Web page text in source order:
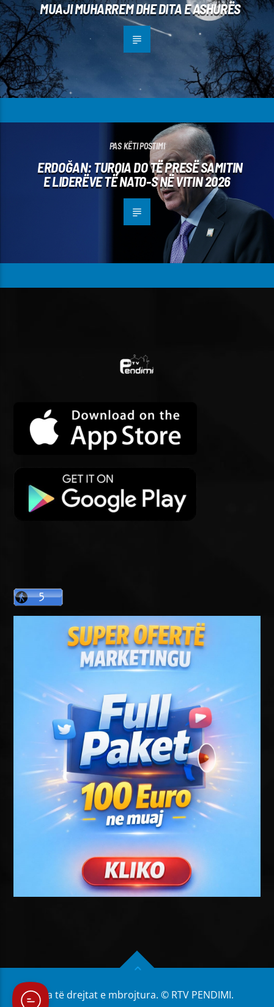
MUAJI MUHARREM DHE DITA E ASHURËS
PAS KËTI POSTIMI
ERDOĞAN: TURQIA DO TË PRESË SAMITIN
E LIDERËVE TË NATO-S NË VITIN 2026
Të gjitha të drejtat e mbrojtura. © RTV PENDIMI.